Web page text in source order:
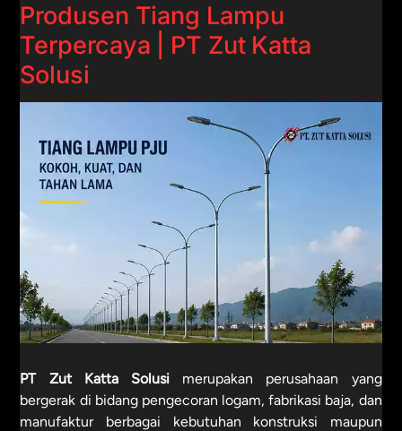
Produsen Tiang Lampu
Terpercaya | PT Zut Katta
Solusi
PT Zut Katta Solusi merupakan perusahaan yang
bergerak di bidang pengecoran logam, fabrikasi baja, dan
manufaktur berbagai kebutuhan konstruksi maupun